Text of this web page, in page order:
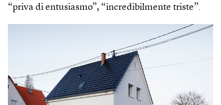
“priva di entusiasmo”, “incredibilmente triste”.